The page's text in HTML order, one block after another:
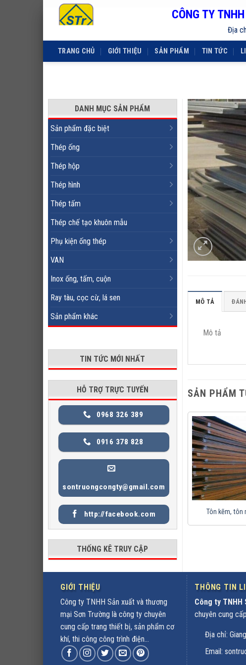
CÔNG TY
Địa
TRANG CHỦ GIỚI THIỆU SẢN PHẨM TIN TỨC
DANH MỤC SẢN PHẨM
Sản phẩm đặc biệt
Thép ống
Thép hộp
Thép hình
Thép tấm
Thép chế tạo khuôn mẫu
Phụ kiện ống thép
VAN
Inox ống, tấm, cuộn
Ray tàu, cọc cừ, lá sen
Sản phẩm khác
TIN TỨC MỚI NHẤT
HỖ TRỢ TRỰC TUYẾN
0968 326 389
0916 378 828
sontruongcongty@gmail.com
http://facebook.com
THỐNG KÊ TRUY CẬP
MÔ TẢ
Mô tả
SẢN PHẨM
Tôn kẽm, tôn
GIỚI THIỆU
Công ty TNHH Sản xuất và thương
mại Sơn Trường là công ty chuyên
cung cấp trang thiết bị, sản phẩm cơ
khí, thi công công trình điện...
THÔNG TIN
Công ty TNHH
chuyên cung
Địa chỉ:
Email: